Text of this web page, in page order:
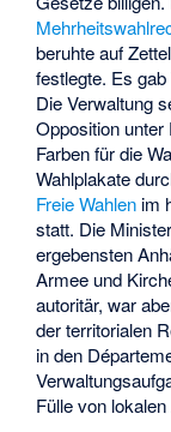
beruhte auf
festlegte. Es
Die Verwaltung
Opposition
Farben für die
Wahlplakate
Freie Wahlen im
statt. Die
ergebensten
Armee und
autoritär, war
der territorialen
in den
Fülle von